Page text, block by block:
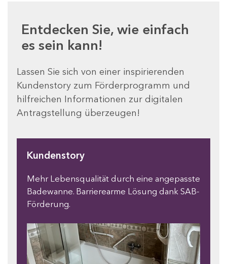
Entdecken Sie, wie einfach
es sein kann!
Lassen Sie sich von einer inspirierenden
Kundenstory zum Förderprogramm und
hilfreichen Informationen zur digitalen
Antragstellung überzeugen!
Kundenstory
Mehr Lebensqualität durch eine angepasste
Badewanne. Barrierearme Lösung dank SAB-
Förderung.